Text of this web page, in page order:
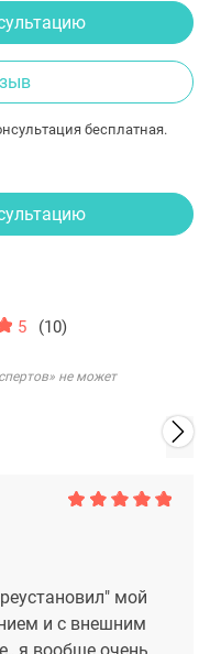
бесплатная.
5 (10)
не может
мой
и с внешним